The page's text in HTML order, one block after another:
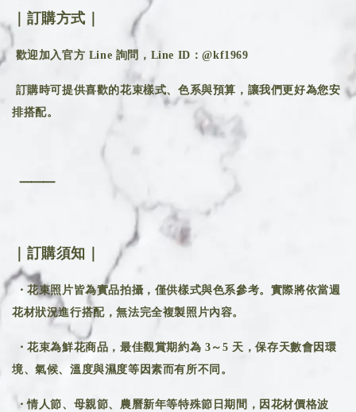
｜訂購方式｜
歡迎加入官方 Line 詢問，Line ID：@kf1969
訂購時可提供喜歡的花束樣式、色系與預算，讓我們更好為您安
排搭配。
⸻
｜訂購須知｜
・花束照片皆為實品拍攝，僅供樣式與色系參考。實際將依當週
花材狀況進行搭配，無法完全複製照片內容。
・花束為鮮花商品，最佳觀賞期約為 3～5 天，保存天數會因環
境、氣候、溫度與濕度等因素而有所不同。
・情人節、母親節、農曆新年等特殊節日期間，因花材價格波